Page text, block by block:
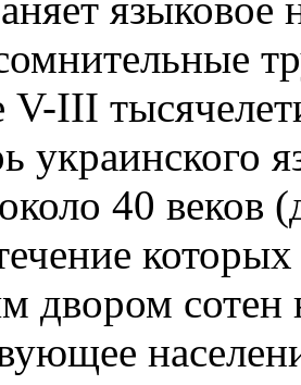
V-III
украинского
40 веков
двором сотен